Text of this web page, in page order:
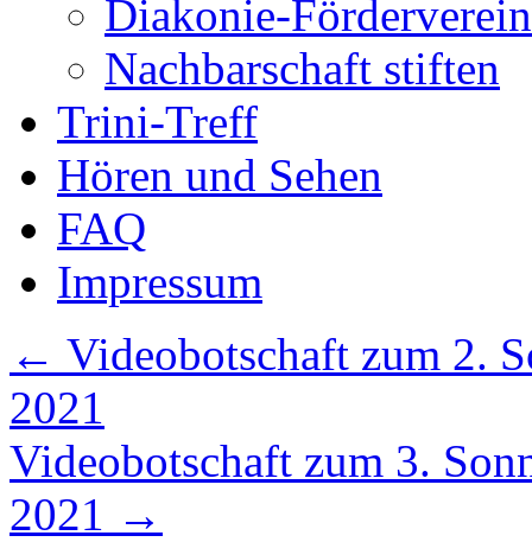
Diakonie-
Nachbarschaft stiften
Trini-Treff
Hören und Sehen
FAQ
Impressum
← Videobotschaft zum 2.
2021
Videobotschaft zum 3.
2021 →